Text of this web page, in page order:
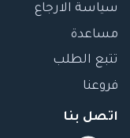
سياسة الارجاع
مساعدة
تتبع الطلب
فروعنا
اتصل بنا